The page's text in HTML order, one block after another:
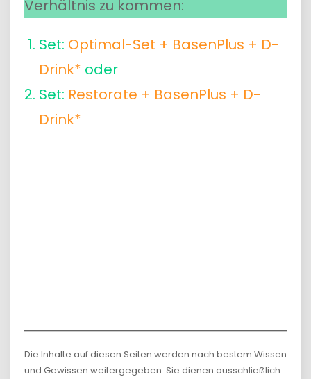
Verhältnis zu kommen:
Set: Optimal-Set + BasenPlus + D-
Drink* oder
Set: Restorate + BasenPlus + D-
Drink*
Die Inhalte auf diesen Seiten werden nach bestem Wissen
und Gewissen weitergegeben. Sie dienen ausschließlich